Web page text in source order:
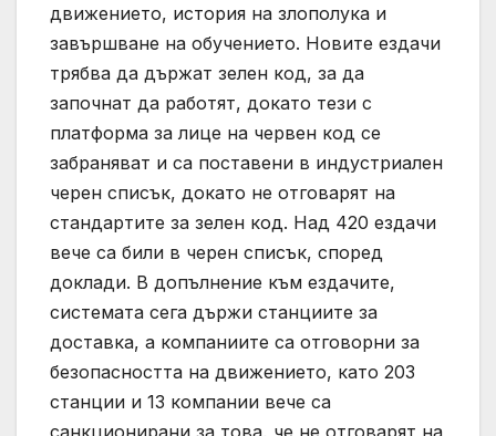
движението, история на злополука и
завършване на обучението. Новите ездачи
трябва да държат зелен код, за да
започнат да работят, докато тези с
платформа за лице на червен код се
забраняват и са поставени в индустриален
черен списък, докато не отговарят на
стандартите за зелен код. Над 420 ездачи
вече са били в черен списък, според
доклади. В допълнение към ездачите,
системата сега държи станциите за
доставка, а компаниите са отговорни за
безопасността на движението, като 203
станции и 13 компании вече са
санкционирани за това, че не отговарят на